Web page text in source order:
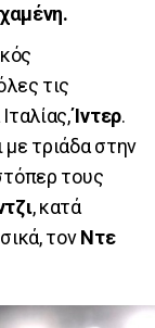
τις
Ίντερ.
με τριάδα στην
τους
, κατά
τονΝτε